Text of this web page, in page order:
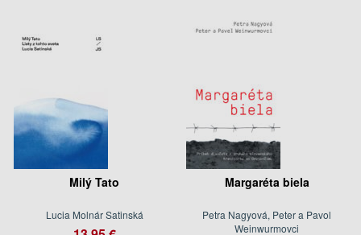
Milý Tato
Lucia Molnár Satinská
Margaréta biela
Petra Nagyová, Peter a Pavol
Weinwurmovci